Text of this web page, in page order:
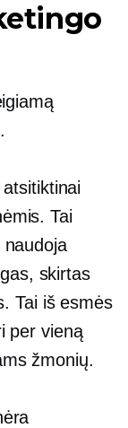
Tai
skirtas
Tai iš esmės
per vieną
žmonių.